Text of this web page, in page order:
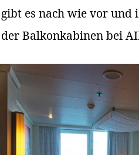
gibt es nach wie vor und
der Balkonkabinen bei